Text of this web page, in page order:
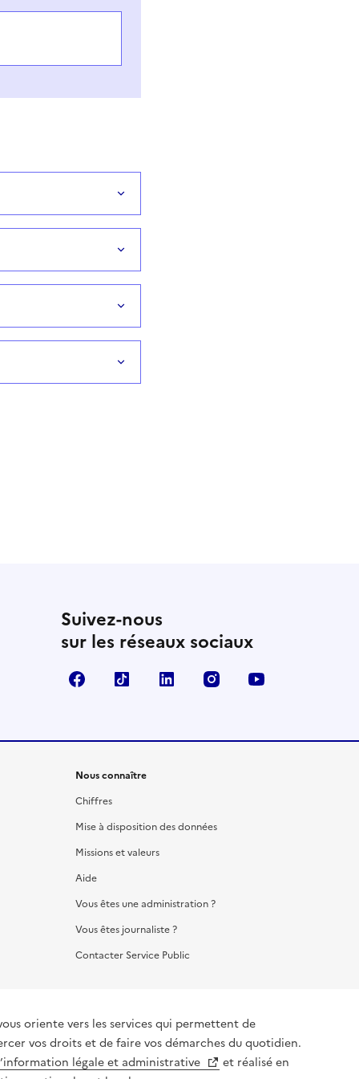
Suivez-nous
sur les réseaux sociaux
FacebookTikTok LinkedIn Instagram
Nous connaître
Chiffres
Mise à disposition des données
Missions et valeurs
Aide
Vous êtes une administration ?
Vous êtes journaliste ?
Contacter Service Public
oriente vers les services qui permettent de
vos droits et de faire vos démarches du quotidien.
légale et administrative
et réalisé en